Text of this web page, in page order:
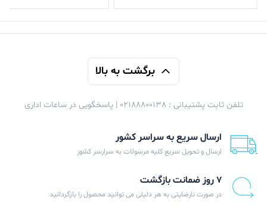
برگشت به بالا
تلفن ثابت پشتیبانی : 02188800138 | پاسخگویی در ساعات اداری
ارسال سریع به سراسر کشور
ارسال و تحویل سریع کلیه مرسولات به سرارسر کشور
۷ روز ضمانت بازگشت
در صورت نارضایتی به هر دلیلی می توانید محصول را بازگردانید